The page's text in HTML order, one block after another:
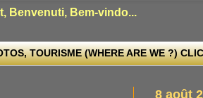
Benvenuti, Bem-vindo...
TOURISME (WHERE ARE WE ?)